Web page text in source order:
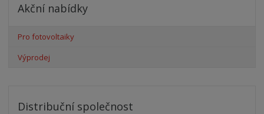
Akční nabídky
Pro fotovoltaiky
Výprodej
Distribuční společnost